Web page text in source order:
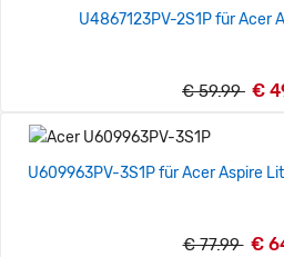
U4867123PV-2S1P für Acer
€ 59.99 €
U609963PV-3S1P für Acer Aspire
€ 77.99 €